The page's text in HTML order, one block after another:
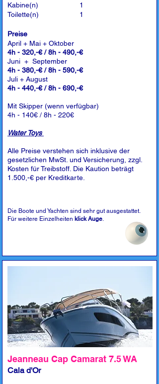
Kabine(n)
Toilette(n)
1
1
Preise
April + Mai + Oktober
4h - 320,-€ / 8h - 490,-€
Juni + September
4h - 380,-€ / 8h - 590,-€
Juli + August
4h - 440,-€ / 8h - 690,-€
Mit Skipper (wenn verfügbar)
4h - 140€ / 8h - 220€
Water Toys
Alle Preise verstehen sich inklusive der
gesetzlichen MwSt. und Versicherung, zzgl.
Kosten für Treibstoff. Die Kaution beträgt
1.500,-€ per Kreditkarte.
Die Boote und Yachten sind sehr gut ausgestattet.
Für weitere Einzelheiten klick Auge.
Jeanneau Cap Camarat 7.5 WA
Cala d'Or